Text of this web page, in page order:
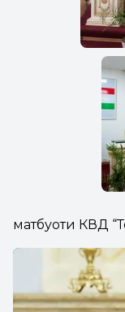
матбуоти КВД